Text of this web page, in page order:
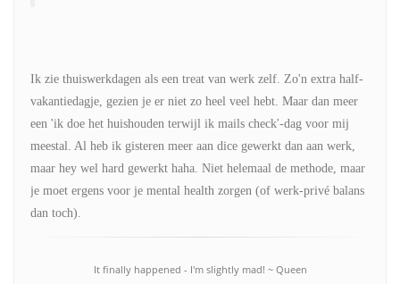
Ik zie thuiswerkdagen als een treat van werk zelf. Zo'n extra half-
vakantiedagje, gezien je er niet zo heel veel hebt. Maar dan meer
een 'ik doe het huishouden terwijl ik mails check'-dag voor mij
meestal. Al heb ik gisteren meer aan dice gewerkt dan aan werk,
maar hey wel hard gewerkt haha. Niet helemaal de methode, maar
je moet ergens voor je mental health zorgen (of werk-privé balans
dan toch).
It finally happened - I'm slightly mad! ~ Queen